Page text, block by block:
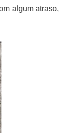
algum atraso,